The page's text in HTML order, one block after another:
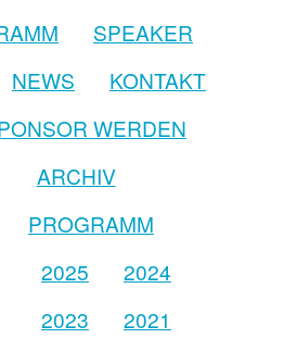
SPEAKER
NEWS
KONTAKT
WERDEN
ARCHIV
PROGRAMM
2025
2024
2023
2021